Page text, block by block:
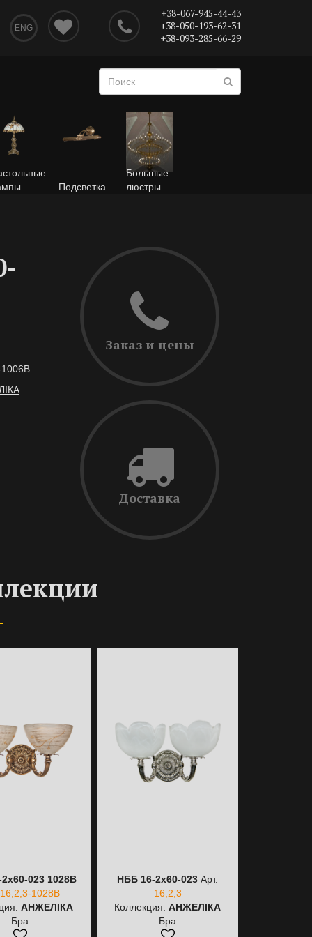
ENG
+38-067-945-44-43
+38-050-193-62-31
+38-093-285-66-29
Подсветка
Большые
люстры
Заказ и цены
Доставка
023 1028B
16,2,3-1028B
АНЖЕЛІКА
Бра
НББ 16-2х60-023 Арт.
16,2,3
Коллекция: АНЖЕЛІКА
Бра